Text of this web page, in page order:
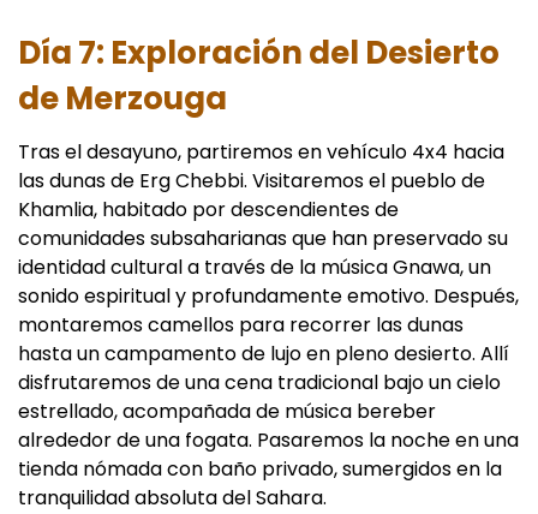
Día 7: Exploración del Desierto
de Merzouga
Tras el desayuno, partiremos en vehículo 4x4 hacia
las dunas de Erg Chebbi. Visitaremos el pueblo de
Khamlia, habitado por descendientes de
comunidades subsaharianas que han preservado su
identidad cultural a través de la música Gnawa, un
sonido espiritual y profundamente emotivo. Después,
montaremos camellos para recorrer las dunas
hasta un campamento de lujo en pleno desierto. Allí
disfrutaremos de una cena tradicional bajo un cielo
estrellado, acompañada de música bereber
alrededor de una fogata. Pasaremos la noche en una
tienda nómada con baño privado, sumergidos en la
tranquilidad absoluta del Sahara.